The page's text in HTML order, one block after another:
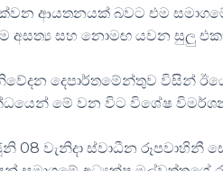
ආයතනයක් බවට එම
සහ නොමඟ යවන සුලු එකක්
දෙපාර්තමේන්තුව විසින්
මේ වන විට විශේෂ
08 වැනිදා ස්වාධීන